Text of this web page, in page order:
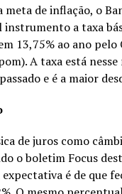
meta de inflação, o
a taxa
13,75% ao ano
A taxa está nesse
e é a maior
de juros como
o boletim Focus
expectativa é de que